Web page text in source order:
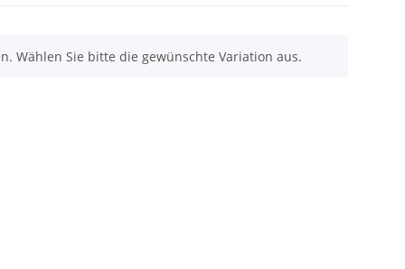
Wählen Sie bitte die gewünschte Variation aus.